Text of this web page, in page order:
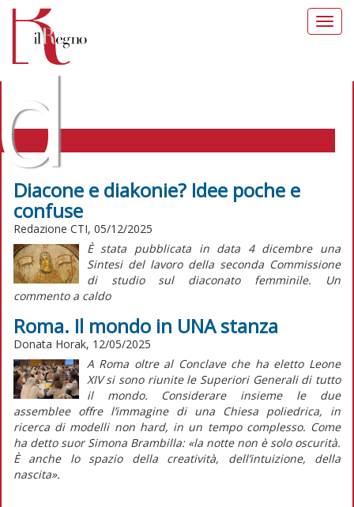
IL REGNO DELLE DONNE TAG:
MINISTERI
Diacone e diakonie? Idee poche e
confuse
Redazione CTI, 05/12/2025
È stata pubblicata in data 4 dicembre una
Sintesidel lavoro della seconda Commissione
di studio sul diaconato femminile. Un
commento a caldo
Roma. Il mondo in UNA stanza
Donata Horak, 12/05/2025
A Roma oltre al Conclave che ha eletto Leone
XIV si sono riunite le Superiori Generali di tutto
il mondo. Considerare insieme le due
assemblee offre l’immagine di una Chiesa poliedrica, in
ricerca di modelli non hard, in un tempo complesso. Come
ha detto suor Simona Brambilla: «la notte non è solo oscurità.
È anche lo spazio della creatività, dell’intuizione, della
nascita».